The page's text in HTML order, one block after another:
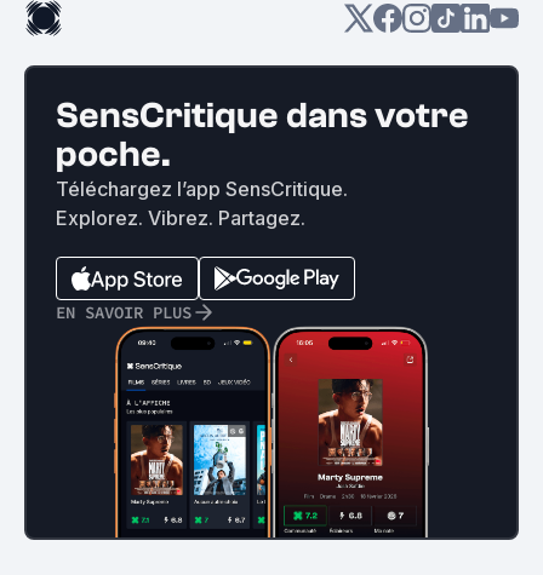
SensCritique dans votre
poche.
Téléchargez l’app SensCritique.
Explorez. Vibrez. Partagez.
EN SAVOIR PLUS